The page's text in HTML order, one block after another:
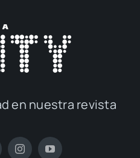
en nues­tra revis­ta